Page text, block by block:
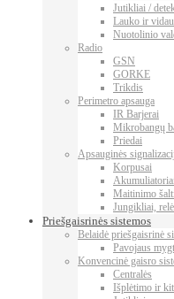
Jutikliai /
Lauko ir
Nuotolinio
Radio
GSN
GORKE
Trikdis
Perimetro apsauga
IR Barjerai
Mikrobangų
Priedai
Apsauginės
Korpusai
Maitinimo
Jungikliai,
Priešgaisrinės sistemos
Belaidė priešgaisrinė
Pavojaus
Konvencinė gaisro
Centralės
Išplėtimo ir